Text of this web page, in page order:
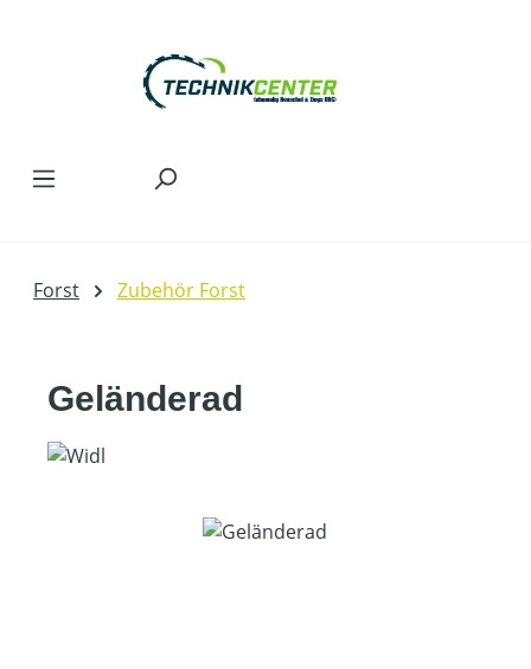
Forst Zubehör Forst
Geländerad
Bildergalerie überspringen